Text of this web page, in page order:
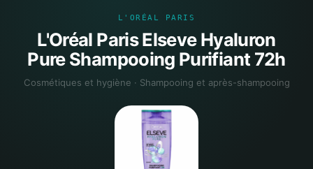
L'ORÉAL PARIS
L'Oréal Paris Elseve Hyaluron
Pure Shampooing Purifiant 72h
Cosmétiques et hygiène · Shampooing et après-shampooing